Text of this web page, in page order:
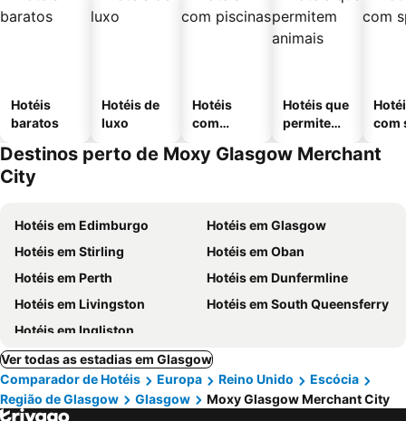
Hotéis
baratos
Hotéis de
luxo
Hotéis
com
Hotéis que
permitem
com
Destinos perto de Moxy Glasgow Merchant
City
Hotéis em Edimburgo
Hotéis em Glasgow
Hotéis em Stirling
Hotéis em Oban
Hotéis em Perth
Hotéis em Dunfermline
Hotéis em Livingston
Hotéis em South Queensferry
Hotéis em Ingliston
Ver todas as estadias em Glasgow
Comparador de Hotéis
Europa Reino Unido
Escócia
Região de Glasgow
Glasgow Moxy Glasgow Merchant City